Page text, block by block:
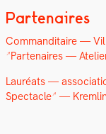
Partenaires
Com­man­di­taire — V
Parte­naires —
Lau­réats —
Spec­ta­cle —